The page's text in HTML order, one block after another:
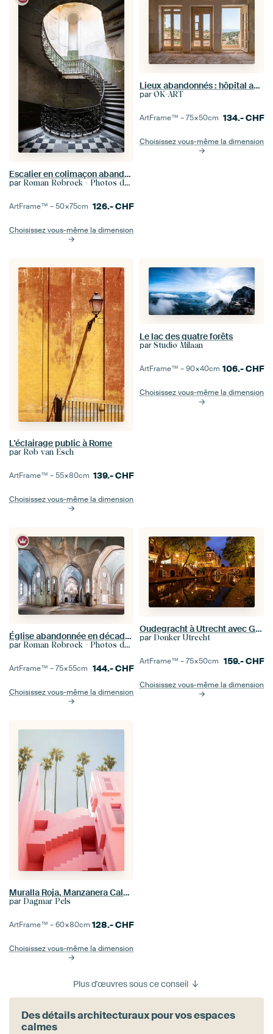
Escalier en colimaçon abandonné.
par Roman Robroek - Photos de bâtiments abandonnés
ArtFrame™ –50×75cm 126.-CHF
Choisissez vous-même la dimension
Lieux abandonnés : hôpital avec vue.
par OK-ART
ArtFrame™ –75×50cm 134.-CHF
Choisissez vous-même la dimension
L'éclairage public à Rome
par Rob van Esch
ArtFrame™ –55×80cm 139.-CHF
Choisissez vous-même la dimension
Le lac des quatre forêts
par Studio Milaan
ArtFrame™ –90×40cm 106.-CHF
Choisissez vous-même la dimension
Église abandonnée en décadence.
par Roman Robroek - Photos de bâtiments abandonnés
ArtFrame™ –75×55cm 144.-CHF
Choisissez vous-même la dimension
Oudegracht à Utrecht avec Gaardbrug
par Donker Utrecht
ArtFrame™ –75×50cm 159.-CHF
Choisissez vous-même la dimension
Muralla Roja, Manzanera Calpe, Espagne Photographie de voyage
par Dagmar Pels
ArtFrame™ –60×80cm 128.-CHF
Choisissez vous-même la dimension
Plus d'œuvres sous ce conseil
Des détails architecturaux pour vos espaces
calmes